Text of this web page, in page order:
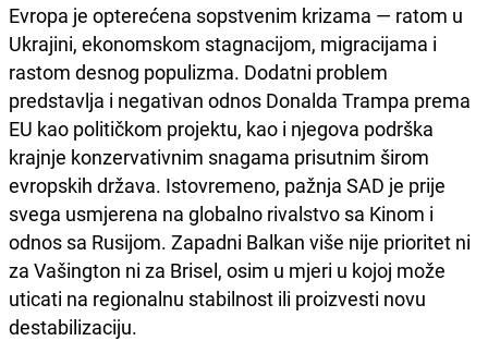
Evropa je opterećena sopstvenim krizama — ratom u
Ukrajini, ekonomskom stagnacijom, migracijama i
rastom desnog populizma. Dodatni problem
predstavlja i negativan odnos Donalda Trampa prema
EU kao političkom projektu, kao i njegova podrška
krajnje konzervativnim snagama prisutnim širom
evropskih država. Istovremeno, pažnja SAD je prije
svega usmjerena na globalno rivalstvo sa Kinom i
odnos sa Rusijom. Zapadni Balkan više nije prioritet ni
za Vašington ni za Brisel, osim u mjeri u kojoj može
uticati na regionalnu stabilnost ili proizvesti novu
destabilizaciju.